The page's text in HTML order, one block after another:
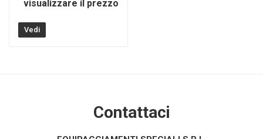
visualizzare il prezzo
Vedi
Contattaci